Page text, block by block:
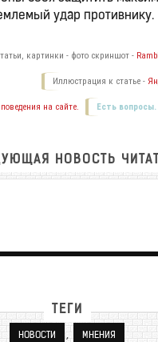
удар противнику.
картинки - фото скриншот -
Иллюстрация к статье -
Есть вопросы.
поведения на сайте.
НОВОСТЬ
ТЕГИ
НОВОСТИ , МНЕНИЯ